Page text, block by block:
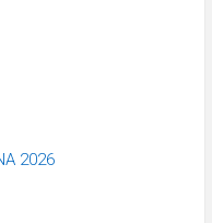
2026